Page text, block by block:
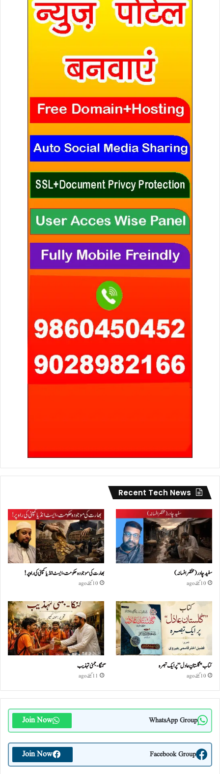
Recent Tech News
سفید چادر( مختصر افسانہ)
10 گھنٹے ago
بھارت کی موجودہ حکومت،ایسٹ انڈیا کمپنی کی راہ پر!
10 گھنٹے ago
کتاب "گلستانِ عادل” پر ایک تبصرہ
10 گھنٹے ago
گنگا-جمنی تہذیب
11 گھنٹے ago
WhatsApp Group
Join Now
Facebook Group
Join Now